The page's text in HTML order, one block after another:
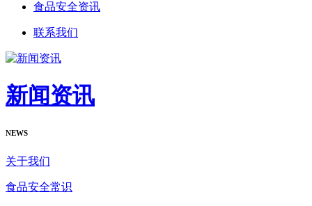
食品安全资讯
联系我们
新闻资讯
NEWS
关于我们
食品安全常识